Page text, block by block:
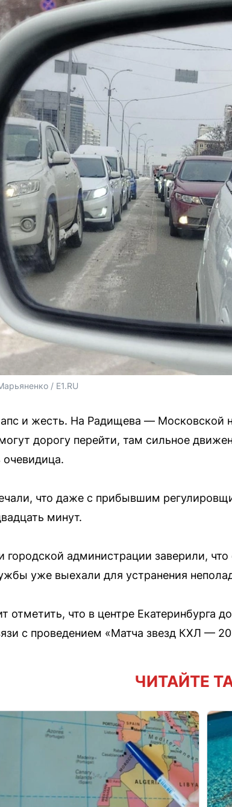
/ E1.RU
и жесть. На Радищева — Московской
дорогу перейти, там сильное
что даже с прибывшим
минут.
городской администрации заверили,
уже выехали для устранения
отметить, что в центре Екатеринбурга
с проведением «Матча звезд КХЛ —
ЧИТАЙТЕ